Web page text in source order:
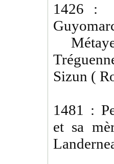
1426 :
Sizun (
1481 :
et sa